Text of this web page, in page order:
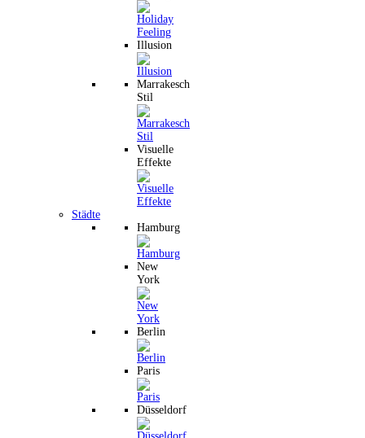
Illusion
Marrakesch
Stil
Visuelle
Effekte
Städte
Hamburg
New
York
Berlin
Paris
Düsseldorf